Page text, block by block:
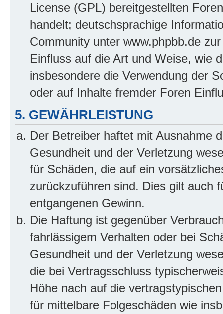
License (GPL) bereitgestellten
handelt; deutschsprachige
Community unter www.phpbb.de
Einfluss auf die Art und Weise, wie
insbesondere die Verwendung der
oder auf Inhalte fremder Foren
5. GEWÄHRLEISTUNG
Der Betreiber haftet mit Ausnahme
Gesundheit und der Verletzung
für Schäden, die auf ein
zurückzuführen sind. Dies gilt auch
entgangenen Gewinn.
Die Haftung ist gegenüber
fahrlässigem Verhalten oder bei
Gesundheit und der Verletzung
die bei Vertragsschluss
Höhe nach auf die
für mittelbare Folgeschäden wie